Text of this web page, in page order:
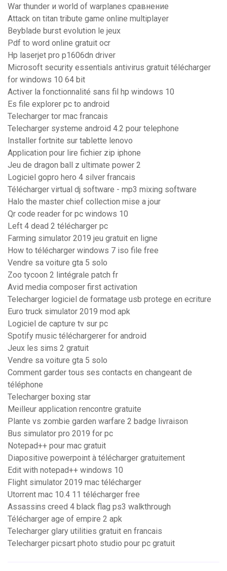
War thunder и world of warplanes сравнение
Attack on titan tribute game online multiplayer
Beyblade burst evolution le jeux
Pdf to word online gratuit ocr
Hp laserjet pro p1606dn driver
Microsoft security essentials antivirus gratuit télécharger
for windows 10 64 bit
Activer la fonctionnalité sans fil hp windows 10
Es file explorer pc to android
Telecharger tor mac francais
Telecharger systeme android 4.2 pour telephone
Installer fortnite sur tablette lenovo
Application pour lire fichier zip iphone
Jeu de dragon ball z ultimate power 2
Logiciel gopro hero 4 silver francais
Télécharger virtual dj software - mp3 mixing software
Halo the master chief collection mise a jour
Qr code reader for pc windows 10
Left 4 dead 2 télécharger pc
Farming simulator 2019 jeu gratuit en ligne
How to télécharger windows 7 iso file free
Vendre sa voiture gta 5 solo
Zoo tycoon 2 lintégrale patch fr
Avid media composer first activation
Telecharger logiciel de formatage usb protege en ecriture
Euro truck simulator 2019 mod apk
Logiciel de capture tv sur pc
Spotify music téléchargerer for android
Jeux les sims 2 gratuit
Vendre sa voiture gta 5 solo
Comment garder tous ses contacts en changeant de
téléphone
Telecharger boxing star
Meilleur application rencontre gratuite
Plante vs zombie garden warfare 2 badge livraison
Bus simulator pro 2019 for pc
Notepad++ pour mac gratuit
Diapositive powerpoint à télécharger gratuitement
Edit with notepad++ windows 10
Flight simulator 2019 mac télécharger
Utorrent mac 10.4 11 télécharger free
Assassins creed 4 black flag ps3 walkthrough
Télécharger age of empire 2 apk
Telecharger glary utilities gratuit en francais
Telecharger picsart photo studio pour pc gratuit